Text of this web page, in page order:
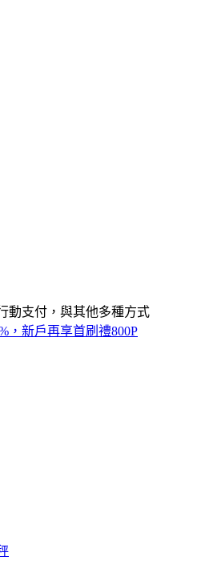
動支付，與其他多種方式
，新戶再享首刷禮800P